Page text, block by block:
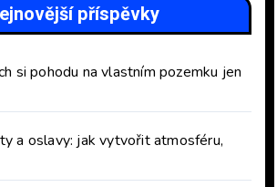
příspěvky
si pohodu na vlastním pozemku jen
a oslavy: jak vytvořit atmosféru,